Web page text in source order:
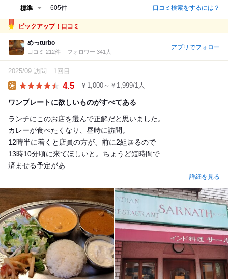
605件 口コミ検索をするには？
ピックアップ！口コミ
めっturbo
口コミ 212件 フォロワー 341人
アプリでフォロー
2025/09 訪問 1回目
4.5 ￥1,000～￥1,999/1人
ワンプレートに欲しいものがすべてある
ランチにこのお店を選んで正解だと思いました。
カレーが食べたくなり、昼時に訪問。
12時半に着くと店員の方が、前に2組居るので
13時10分頃に来てほしいと。ちょうど短時間で
済ませる予定があ...
詳細を見る